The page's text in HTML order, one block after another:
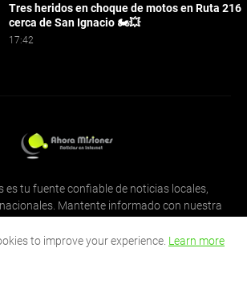
Tres heridos en choque de motos en Ruta 216
cerca de San Ignacio 🏍️💥
17:42
es tu fuente confiable de noticias locales,
Mantente informado con nuestra
a Misiones y más allá.
to improve your experience. Learn more